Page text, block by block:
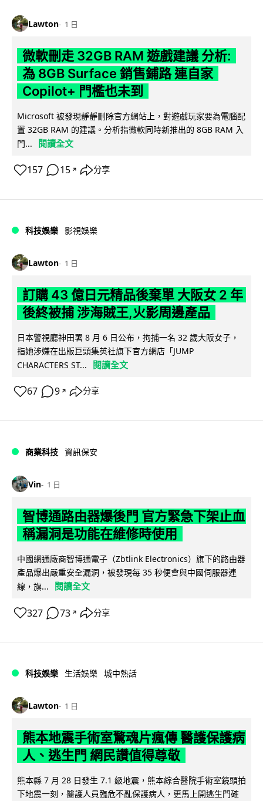
Lawton 1 日
微軟刪走 32GB RAM 遊戲建議 分析:
為 8GB Surface 銷售鋪路 連自家
Copilot+ 門檻也未到
Microsoft 被發現靜靜刪除官方網站上，對遊戲玩家要為電腦配
置 32GB RAM 的建議。分析指微軟同時新推出的 8GB RAM 入
門...
閱讀全文
157 15 ↗ 分享
科技娛樂 影視娛樂
Lawton 1 日
訂購 43 億日元精品後棄單 大阪女 2 年
後終被捕 涉海賊王,火影周邊產品
日本警視廳神田署 8 月 6 日公布，拘捕一名 32 歲大阪女子，
指她涉嫌在出版巨頭集英社旗下官方網店「JUMP
CHARACTERS ST...
閱讀全文
67 9 ↗ 分享
商業科技 資訊保安
Vin 1 日
智博通路由器爆後門 官方緊急下架止血
稱漏洞是功能在維修時使用
中國網通廠商智博通電子（Zbtlink Electronics）旗下的路由器
產品爆出嚴重安全漏洞，被發現每 35 秒便會與中國伺服器連
線，旗...
閱讀全文
327 73 ↗ 分享
科技娛樂 生活娛樂 城中熱話
Lawton 1 日
熊本地震手術室驚魂片瘋傳 醫護保護病
人、逃生門 網民讚值得尊敬
熊本縣 7 月 28 日發生 7.1 級地震，熊本綜合醫院手術室鏡頭拍
下地震一刻，醫護人員臨危不亂保護病人，更馬上開逃生門確